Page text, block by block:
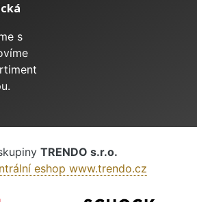
s
TRENDO s.r.o.
eshop www.trendo.cz